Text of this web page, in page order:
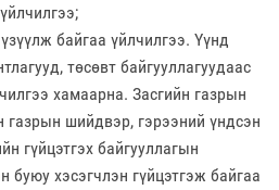
байгаа үйлчилгээ. Үүнд
төсөвт байгууллагуудаас
хамаарна. Засгийн газрын
газрын шийдвэр, гэрээний үндсэн
гүйцэтгэх байгууллагын
буюу хэсэгчлэн гүйцэтгэж байгаа